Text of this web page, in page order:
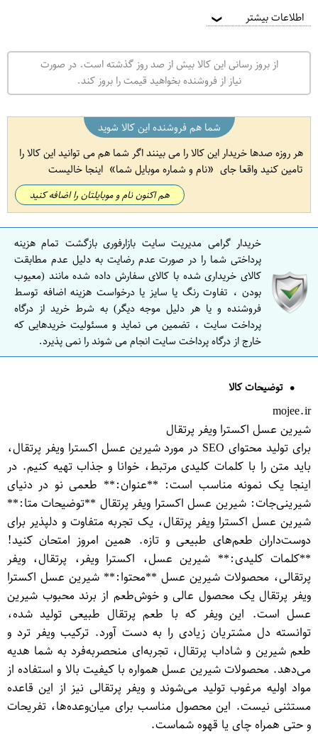
اطلاعات بیشتر ❯
از بروز رسانی این کالا بیش از صد روز گذشته است. در صورت
نیاز از فروشنده بخواهید قیمت را بروز کند.
شما هم فروشنده این کالا شوید
هر روزه صدها خریدار این کالا را می بینند اگر شما هم می توانید این کالا را
تامین کنید واقعا جای
نام و شماره موبایل شما اینجا خالیست
هم اکنون نام و موبایلتان را اضافه کنید
خریدار گرامی مدیریت سایت بازارفوری بازگشت تمام هزینه
پرداختی شما را در صورت عدم رضایت به دلیل عدم مطابقت
کالای خریداری شده با کالای سفارش داده شده مانند (معیوب
بودن ، تفاوت رنگ یا سایز یا درخواست هزینه اضافه توسط
فروشنده و یا هر دلیل موجه دیگر) به شرط خرید از درگاه
پرداخت سایت ، تضمین می نماید و مسئولیت خریدهایی که
خارج از درگاه پرداخت سایت انجام می شوند را نمی پذیرد.
توضیحات کالا
mojee.ir
شیرین عسل اکسترا ویفر پرتقال
برای تولید محتوای SEO در مورد شیرین عسل اکسترا ویفر پرتقال،
باید متن را با کلمات کلیدی مرتبط، خوانا و جذاب تهیه کنیم. در
اینجا یک نمونه مناسب است: **عنوان:** طعمی نو در دنیای
شیرینی‌جات: شیرین عسل اکسترا ویفر پرتقال **توضیحات متا:**
شیرین عسل اکسترا ویفر پرتقال، یک تجربه متفاوت و دلپذیر برای
دوست‌داران طعم‌های طبیعی و تازه. همین امروز امتحان کنید!
**کلمات کلیدی:** شیرین عسل، اکسترا ویفر، پرتقال، ویفر
پرتقالی، محصولات شیرین عسل **محتوا:** شیرین عسل اکسترا
ویفر پرتقال یک محصول عالی و خوش‌طعم از برند محبوب شیرین
عسل است. این ویفر که با طعم پرتقال طبیعی تولید شده،
توانسته دل مشتریان زیادی را به دست آورد. ترکیب ویفر ترد و
طعم شیرین و شاداب پرتقال، تجربه‌ای منحصربه‌فرد به شما هدیه
می‌دهد. محصولات شیرین عسل همواره با کیفیت بالا و استفاده از
مواد اولیه مرغوب تولید می‌شوند و ویفر پرتقالی نیز از این قاعده
مستثنی نیست. این محصول مناسب برای میان‌وعده‌ها، تفریحات
و حتی همراه چای یا قهوه شماست.